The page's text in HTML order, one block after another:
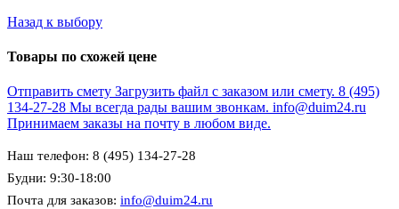
Назад к выбору
Товары по схожей цене
Отправить смету Загрузить файл с заказом или смету. 8 (495)
134-27-28 Мы всегда рады вашим звонкам. info@duim24.ru
Принимаем заказы на почту в любом виде.
Наш телефон: 8 (495) 134-27-28
Будни: 9:30-18:00
Почта для заказов: info@duim24.ru